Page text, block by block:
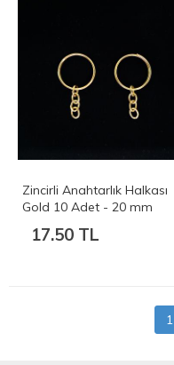
Zincirli Anahtarlık Halkası
Gold 10 Adet - 20 mm
17.50 TL
1